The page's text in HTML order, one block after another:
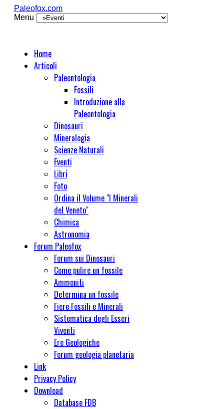
Paleofox.com
Menu
Home
Articoli
Paleontologia
Fossili
Introduzione alla
Paleontologia
Dinosauri
Mineralogia
Scienze Naturali
Eventi
Libri
Foto
Ordina il Volume "I Minerali
del Veneto"
Chimica
Astronomia
Forum Paleofox
Forum sui Dinosauri
Come pulire un fossile
Ammoniti
Determina un fossile
Fiere Fossili e Minerali
Sistematica degli Esseri
Viventi
Ere Geologiche
Forum geologia planetaria
Link
Privacy Policy
Download
Database FDB